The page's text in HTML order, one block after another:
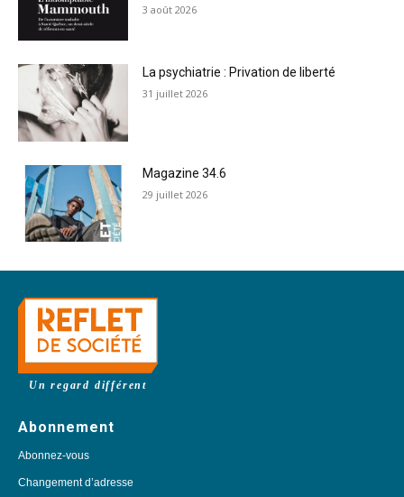
3 août 2026
La psychiatrie : Privation de liberté
31 juillet 2026
Magazine 34.6
29 juillet 2026
Un regard différent
Abonnement
Abonnez-vous
Changement d’adresse